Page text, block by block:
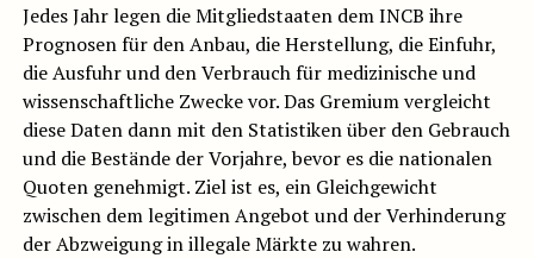
Jedes Jahr legen die Mitgliedstaaten dem INCB ihre
Prognosen für den Anbau, die Herstellung, die Einfuhr,
die Ausfuhr und den Verbrauch für medizinische und
wissenschaftliche Zwecke vor. Das Gremium vergleicht
diese Daten dann mit den Statistiken über den Gebrauch
und die Bestände der Vorjahre, bevor es die nationalen
Quoten genehmigt. Ziel ist es, ein Gleichgewicht
zwischen dem legitimen Angebot und der Verhinderung
der Abzweigung in illegale Märkte zu wahren.